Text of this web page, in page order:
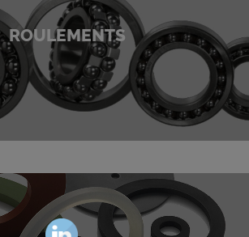
ROULEMENTS